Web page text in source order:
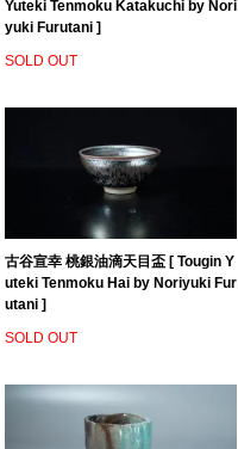
Yuteki Tenmoku Katakuchi by Nori
yuki Furutani ]
SOLD OUT
古谷宣幸 桃銀油滴天目盃 [ Tougin Y
uteki Tenmoku Hai by Noriyuki Fur
utani ]
SOLD OUT